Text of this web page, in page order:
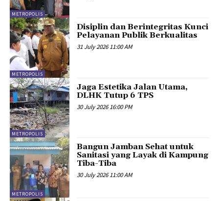
METROPOLIS
METROPOLIS
Disiplin dan Berintegritas Kunci
Pelayanan Publik Berkualitas
31 July 2026 11:00 AM
METROPOLIS
Jaga Estetika Jalan Utama,
DLHK Tutup 6 TPS
30 July 2026 16:00 PM
METROPOLIS
Bangun Jamban Sehat untuk
Sanitasi yang Layak di Kampung
Tiba-Tiba
30 July 2026 11:00 AM